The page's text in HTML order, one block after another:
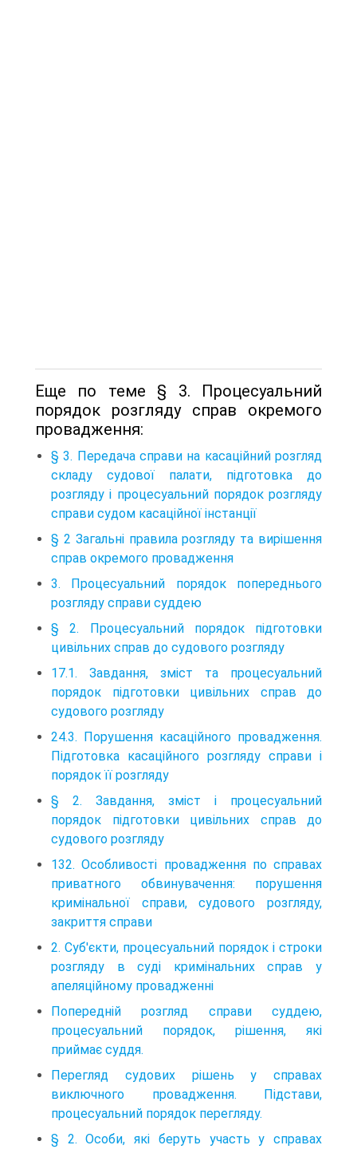
Еще по теме § 3. Процесуальний
порядок розгляду справ окремого
провадження:
§ 3. Передача справи на касаційний розгляд
складу судової палати, підготовка до
розгляду і процесуальний порядок розгляду
справи судом касаційної інстанції
§ 2 Загальні правила розгляду та вирішення
справ окремого провадження
3. Процесуальний порядок попереднього
розгляду справи суддею
§ 2. Процесуальний порядок підготовки
цивільних справ до судового розгляду
17.1. Завдання, зміст та процесуальний
порядок підготовки цивільних справ до
судового розгляду
24.3. Порушення касаційного провадження.
Підготовка касаційного розгляду справи і
порядок її розгляду
§ 2. Завдання, зміст і процесуальний
порядок підготовки цивільних справ до
судового розгляду
132. Особливості провадження по справах
приватного обвинувачення: порушення
кримінальної справи, судового розгляду,
закриття справи
2. Суб'єкти, процесуальний порядок і строки
розгляду в суді кримінальних справ у
апеляційному провадженні
Попередній розгляд справи суддею,
процесуальний порядок, рішення, які
приймає суддя.
Перегляд судових рішень у справах
виключного провадження. Підстави,
процесуальний порядок перегляду.
§ 2. Особи, які беруть участь у справах